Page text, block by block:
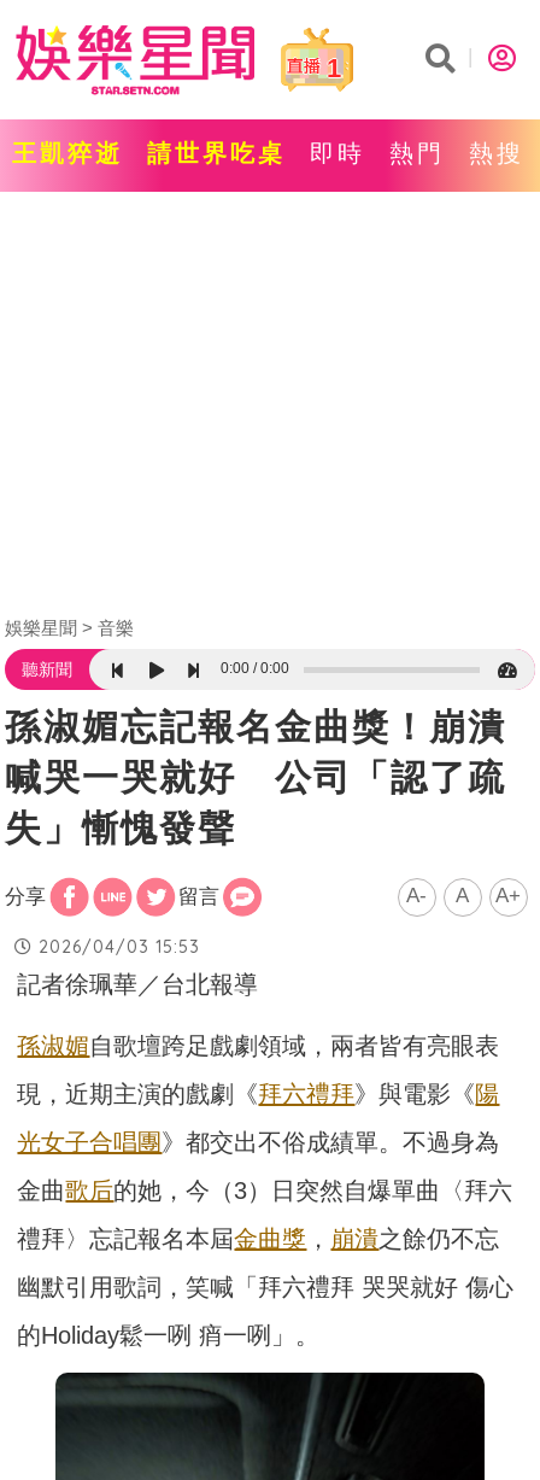
1
王凱猝逝 請世界吃桌 即時 熱門 熱搜
娛樂星聞 音樂
聽新聞 0:00 0:00
孫淑媚忘記報名金曲獎！崩潰
喊哭一哭就好 公司「認了疏
失」慚愧發聲
分享 留言 A- A A+
2026/04/03 15:53
記者徐珮華／台北報導
孫淑媚自歌壇跨足戲劇領域，兩者皆有亮眼表
現，近期主演的戲劇《拜六禮拜》與電影《陽
光女子合唱團》都交出不俗成績單。不過身為
金曲歌后的她，今（3）日突然自爆單曲〈拜六
禮拜〉忘記報名本屆金曲獎 ， 崩潰之餘仍不忘
幽默引用歌詞，笑喊「拜六禮拜 哭哭就好 傷心
的Holiday鬆一咧 痟一咧」。